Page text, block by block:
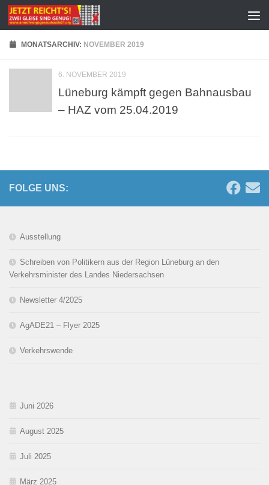
Zum Inhalt springen
MONATSARCHIV: NOVEMBER 2019
6. NOVEMBER 2019
Lüneburg kämpft gegen Bahnausbau
– HAZ vom 25.04.2019
FOLGE UNS:
Ausstellung
Schreiben von Politikern aus der Region Lüneburg an den
Verkehrsminister des Landes Niedersachsen
Newsletter 4/2025
AgADE21 – Flyer 2025
Verkehrswende
Juni 2026
August 2025
Juli 2025
März 2025